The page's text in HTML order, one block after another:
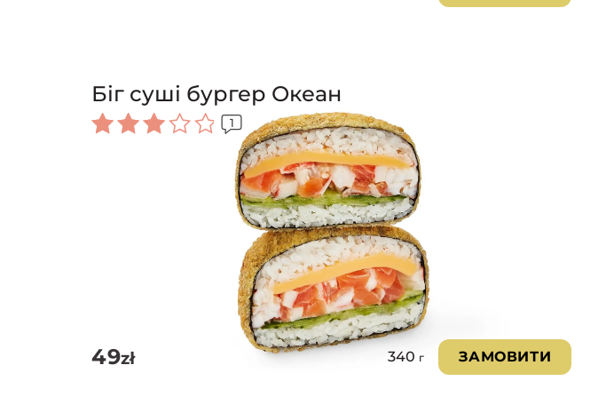
Біг суші бургер Океан
1
49zł 340 г ЗАМОВИТИ